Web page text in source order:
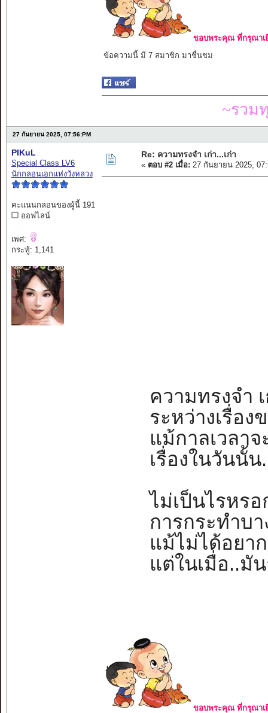
ขอบพระคุณ ที่กรุณาเ
ข้อความนี้ มี 7 สมาชิก มาชื่นชม
~รวม
27 กันยายน 2025, 07:56:PM
PIKuL
Special Class LV6
นักกลอนเอกแห่งวังหลวง
คะแนนกลอนของผู้นี้ 191
ออฟไลน์
เพศ:
กระทู้: 1,141
Re: ความทรงจำ เก่า...เก่า
« ตอบ #2 เมื่อ: 27 กันยายน 2025,
ความทรงจำ
ระหว่างเรื่อง
แม้กาลเวลา
เรื่องในวันนั้
ไม่เป็นไรหร
การกระทำบ
แม้ไม่ได้อยา
แต่ในเมื่อ..มั
ขอบพระคุณ ที่กรุณาเ